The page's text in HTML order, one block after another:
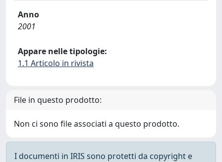
Anno
2001
Appare nelle tipologie:
1.1 Articolo in rivista
File in questo prodotto:
Non ci sono file associati a questo prodotto.
I documenti in IRIS sono protetti da copyright e